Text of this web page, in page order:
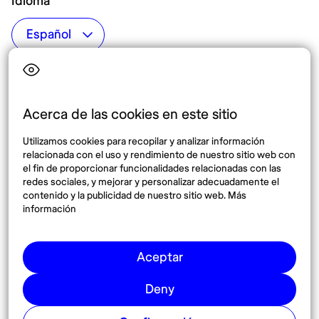
Acerca de las cookies en este sitio
Utilizamos cookies para recopilar y analizar información
relacionada con el uso y rendimiento de nuestro sitio web con
el fin de proporcionar funcionalidades relacionadas con las
redes sociales, y mejorar y personalizar adecuadamente el
contenido y la publicidad de nuestro sitio web. Más
información
Aceptar
Deny
Top destinos
México
España
Destinos
Síguenos
Pinterest